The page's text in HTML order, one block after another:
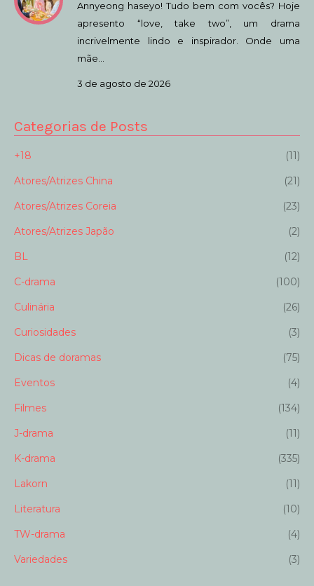
Annyeong haseyo! Tudo bem com vocês? Hoje
apresento “love, take two”, um drama
incrivelmente lindo e inspirador. Onde uma
mãe…
3 de agosto de 2026
Categorias de Posts
+18
(11)
Atores/Atrizes China
(21)
Atores/Atrizes Coreia
(23)
Atores/Atrizes Japão
(2)
BL
(12)
C-drama
(100)
Culinária
(26)
Curiosidades
(3)
Dicas de doramas
(75)
Eventos
(4)
Filmes
(134)
J-drama
(11)
K-drama
(335)
Lakorn
(11)
Literatura
(10)
TW-drama
(4)
Variedades
(3)